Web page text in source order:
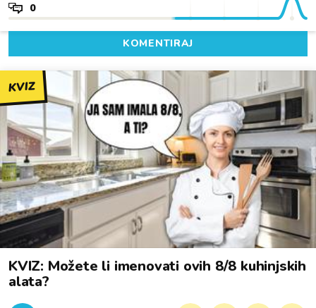
0
KOMENTIRAJ
KVIZ
KVIZ: Možete li imenovati ovih 8/8 kuhinjskih
alata?